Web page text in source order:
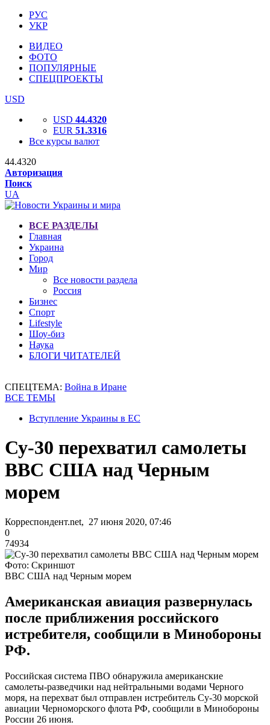
РУС
УКР
ВИДЕО
ФОТО
ПОПУЛЯРНЫЕ
СПЕЦПРОЕКТЫ
USD
USD 44.4320
EUR 51.3316
Все курсы валют
44.4320
Авторизация
Поиск
UA
ВСЕ РАЗДЕЛЫ
Главная
Украина
Город
Мир
Все новости раздела
Россия
Бизнес
Спорт
Lifestyle
Шоу-биз
Наука
БЛОГИ ЧИТАТЕЛЕЙ
СПЕЦТЕМА: Война в Иране
ВСЕ ТЕМЫ
Вступление Украины в ЕС
Су-30 перехватил самолеты
ВВС США над Черным
морем
Корреспондент.net, 27 июня 2020, 07:46
0
74934
Фото: Скриншот
ВВС США над Черным морем
Американская авиация развернулась
после приближения российского
истребителя, сообщили в Минобороны
РФ.
Российская система ПВО обнаружила американские
самолеты-разведчики над нейтральными водами Черного
моря, на перехват был отправлен истребитель Су-30 морской
авиации Черноморского флота РФ, сообщили в Минобороны
России 26 июня.